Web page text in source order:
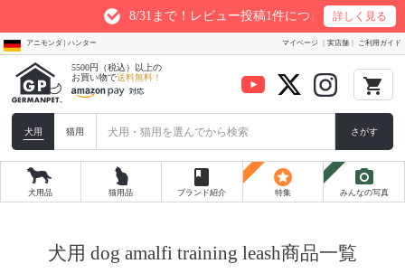
8/31まで！レビュー投稿1件につき最大200ptプレ
詳しく見る
アニモンダ | ハンター マイページ 実店舗 ご利用ガイド
5500円（税込）以上の
お買い物で送料無料！ local_grocery_store
犬用 猫用 さがす
犬用品 猫用品
book
ブランド紹介
stars
特集
photo_camera
みんなの写真
犬用 dog amalfi training leash商品一覧